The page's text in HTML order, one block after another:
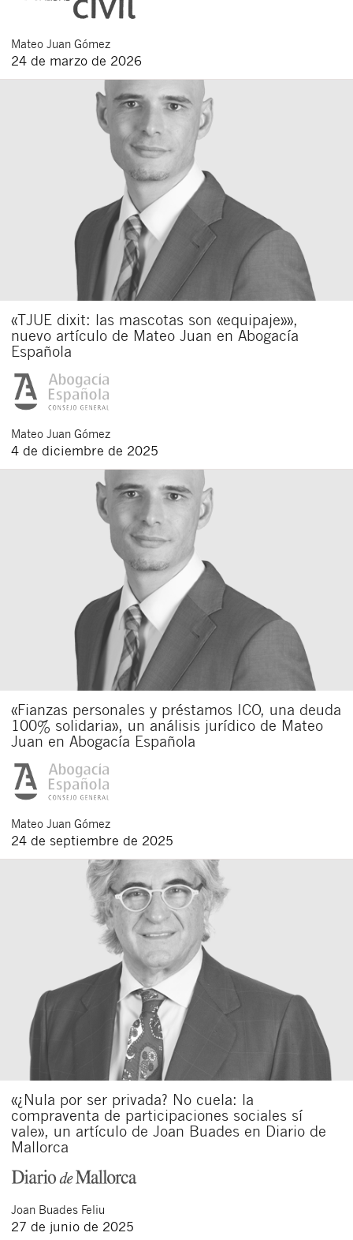
Mateo Juan Gómez
24 de marzo de 2026
«TJUE dixit: las mascotas son «equipaje»»,
nuevo artículo de Mateo Juan en Abogacía
Española
Mateo Juan Gómez
4 de diciembre de 2025
«Fianzas personales y préstamos ICO, una deuda
100% solidaria», un análisis jurídico de Mateo
Juan en Abogacía Española
Mateo Juan Gómez
24 de septiembre de 2025
«¿Nula por ser privada? No cuela: la
compraventa de participaciones sociales sí
vale», un artículo de Joan Buades en Diario de
Mallorca
Joan Buades Feliu
27 de junio de 2025